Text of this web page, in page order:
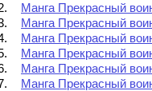
Манга Прекрасный
Манга Прекрасный
Манга Прекрасный
Манга Прекрасный
Манга Прекрасный
Манга Прекрасный